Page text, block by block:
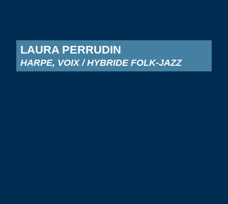
LAURA PERRUDIN
HARPE, VOIX / HYBRIDE FOLK-JAZZ